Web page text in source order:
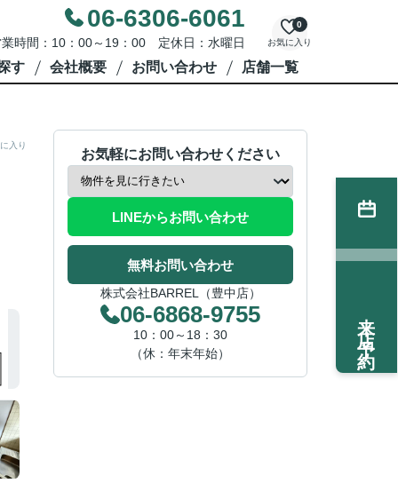
06-6306-6061
時間：10：00～19：00 定休日：水曜日 お気に入り
0
す 会社概要 お問い合わせ 店舗一覧
入り
お気軽にお問い合わせください
LINEからお問い合わせ
無料お問い合わせ
株式会社BARREL（豊中店）
06-6868-9755
10：00～18：30
（休：年末年始）
来店予約